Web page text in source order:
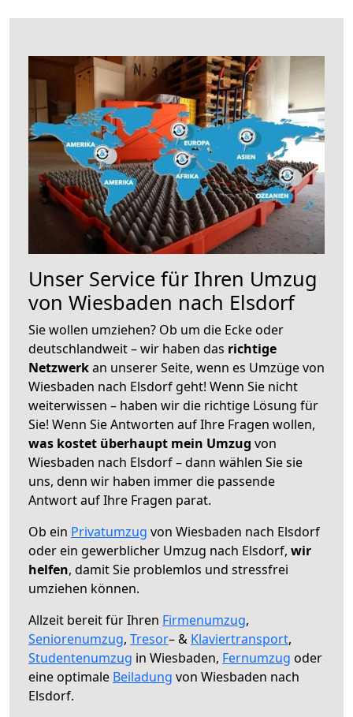
Unser Service für Ihren Umzug
von Wiesbaden nach Elsdorf
Sie wollen umziehen? Ob um die Ecke oder
deutschlandweit – wir haben das richtige
Netzwerkan unserer Seite, wenn es Umzüge von
Wiesbaden nach Elsdorf geht! Wenn Sie nicht
weiterwissen – haben wir die richtige Lösung für
Sie! Wenn Sie Antworten auf Ihre Fragen wollen,
was kostet überhaupt mein Umzug von
Wiesbaden nach Elsdorf – dann wählen Sie sie
uns, denn wir haben immer die passende
Antwort auf Ihre Fragen parat.
Ob ein Privatumzug von Wiesbaden nach Elsdorf
oder ein gewerblicher Umzug nach Elsdorf, wir
helfen, damit Sie problemlos und stressfrei
umziehen können.
Allzeit bereit für Ihren Firmenumzug,
Seniorenumzug, Tresor– & Klaviertransport,
Studentenumzug in Wiesbaden, Fernumzug oder
eine optimale Beiladung von Wiesbaden nach
Elsdorf.